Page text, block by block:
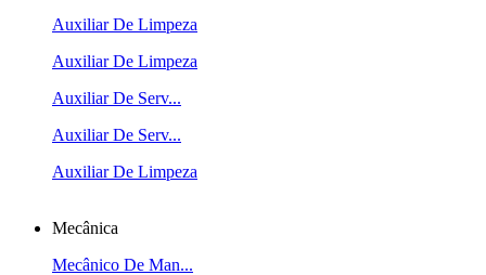
Auxiliar De Limpeza
Auxiliar De Limpeza
Auxiliar De Serv...
Auxiliar De Serv...
Auxiliar De Limpeza
Mecânica
Mecânico De Man...